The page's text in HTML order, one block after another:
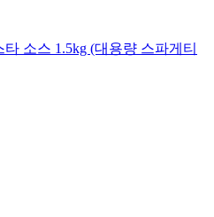
소스 1.5kg (대용량 스파게티